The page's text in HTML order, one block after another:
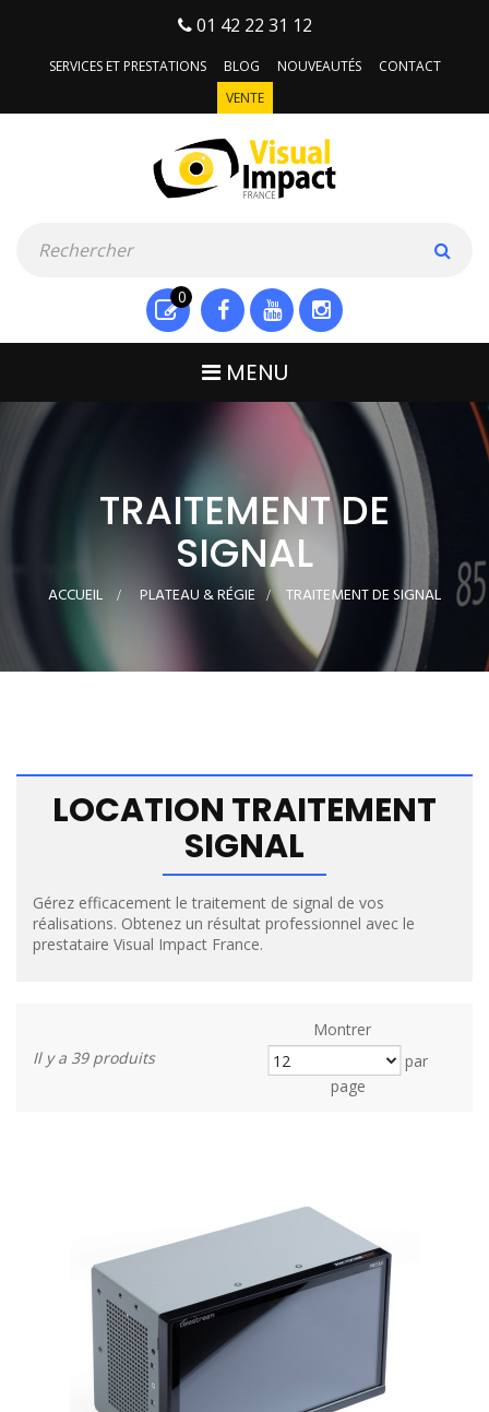
01 42 22 31 12
SERVICES ET PRESTATIONS BLOG NOUVEAUTÉS
CONTACT
VENTE
0
MENU
TRAITEMENT DE
SIGNAL
ACCUEIL > PLATEAU & RÉGIE > TRAITEMENT DE SIGNAL
LOCATION TRAITEMENT
SIGNAL
Gérez efficacement le traitement de signal de vos
réalisations. Obtenez un résultat professionnel avec le
prestataire Visual Impact France.
Il y a 39 produits
Montrer
par
page